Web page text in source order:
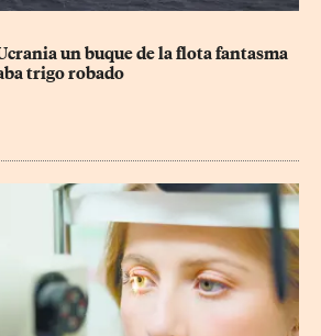
un buque de la flota fantasma
trigo robado